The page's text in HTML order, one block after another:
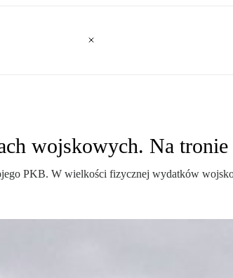
wojskowych. Na tronie
PKB. W wielkości fizycznej wydatków